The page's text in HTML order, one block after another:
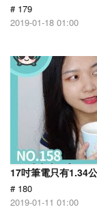
# 179
2019-01-18 01:00
17吋筆電只有1.34
# 180
2019-01-11 01:00